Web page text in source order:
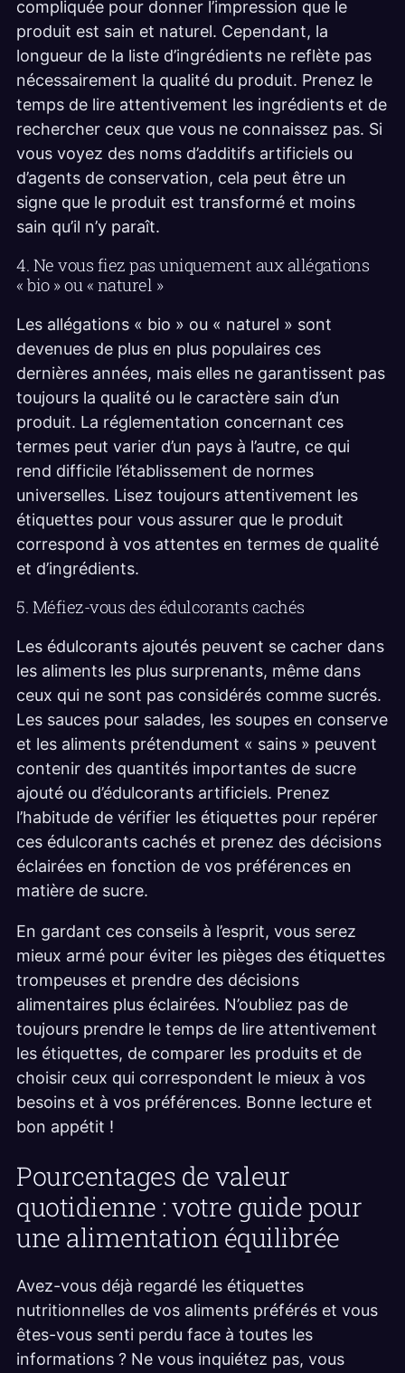
compliquée pour donner l’impression que le
produit est sain et naturel. Cependant, la
longueur de la liste d’ingrédients ne reflète pas
nécessairement la qualité du produit. Prenez le
temps de lire attentivement les ingrédients et de
rechercher ceux que vous ne connaissez pas. Si
vous voyez des noms d’additifs artificiels ou
d’agents de conservation, cela peut être un
signe que le produit est transformé et moins
sain qu’il n’y paraît.
4. Ne vous fiez pas uniquement aux allégations
« bio » ou « naturel »
Les allégations « bio » ou « naturel » sont
devenues de plus en plus populaires ces
dernières années, mais elles ne garantissent pas
toujours la qualité ou le caractère sain d’un
produit. La réglementation concernant ces
termes peut varier d’un pays à l’autre, ce qui
rend difficile l’établissement de normes
universelles. Lisez toujours attentivement les
étiquettes pour vous assurer que le produit
correspond à vos attentes en termes de qualité
et d’ingrédients.
5. Méfiez-vous des édulcorants cachés
Les édulcorants ajoutés peuvent se cacher dans
les aliments les plus surprenants, même dans
ceux qui ne sont pas considérés comme sucrés.
Les sauces pour salades, les soupes en conserve
et les aliments prétendument « sains » peuvent
contenir des quantités importantes de sucre
ajouté ou d’édulcorants artificiels. Prenez
l’habitude de vérifier les étiquettes pour repérer
ces édulcorants cachés et prenez des décisions
éclairées en fonction de vos préférences en
matière de sucre.
En gardant ces conseils à l’esprit, vous serez
mieux armé pour éviter les pièges des étiquettes
trompeuses et prendre des décisions
alimentaires plus éclairées. N’oubliez pas de
toujours prendre le temps de lire attentivement
les étiquettes, de comparer les produits et de
choisir ceux qui correspondent le mieux à vos
besoins et à vos préférences. Bonne lecture et
bon appétit !
Pourcentages de valeur
quotidienne : votre guide pour
une alimentation équilibrée
Avez-vous déjà regardé les étiquettes
nutritionnelles de vos aliments préférés et vous
êtes-vous senti perdu face à toutes les
informations ? Ne vous inquiétez pas, vous